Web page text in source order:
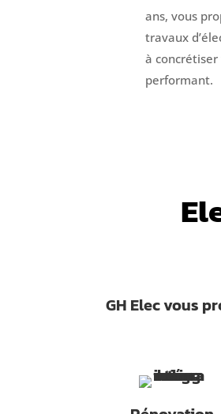
ans, vous
travaux
à
performant.
GH Elec vous